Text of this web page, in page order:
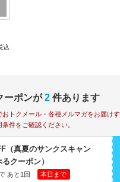
込
ーポンが 2 件あります
おトクメール・各種メルマガをお届け
件をご確認ください。
（真夏のサンクスキャン
クーポン）
あと1回
本日まで